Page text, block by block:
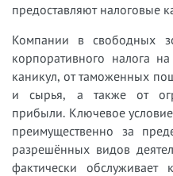
предоставляют налоговые
Компании в свободных
корпоративного налога
каникул, от таможенных
и сырья, а также от
прибыли. Ключевое
преимущественно за
разрешённых видов
фактически обслуживает